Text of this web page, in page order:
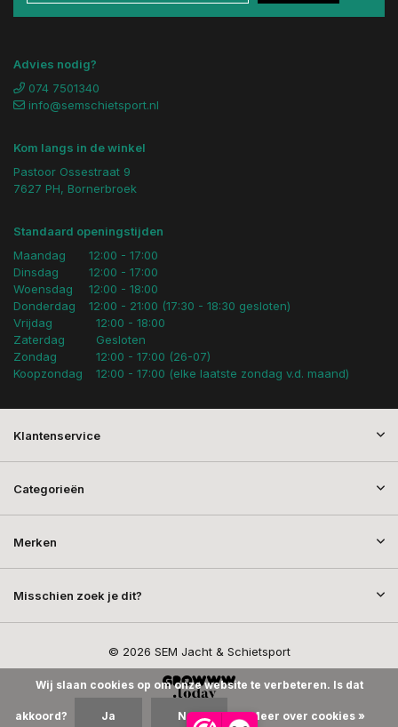
Advies nodig?
074 7501340
info@semschietsport.nl
Kom langs in de winkel
Pastoor Ossestraat 9
7627 PH, Bornerbroek
Standaard openingstijden
Maandag
Dinsdag
Woensdag
Donderdag
12:00 - 17:00
12:00 - 17:00
12:00 - 18:00
12:00 - 21:00 (17:30 - 18:30 gesloten)
Vrijdag
Zaterdag
Zondag
Koopzondag
12:00 - 18:00
Gesloten
12:00 - 17:00 (26-07)
12:00 - 17:00 (elke laatste zondag v.d. maand)
Klantenservice
Categorieën
Merken
Misschien zoek je dit?
© 2026 SEM Jacht & Schietsport
Wij slaan cookies op om onze website te verbeteren. Is dat
akkoord? Ja Nee Meer over cookies »